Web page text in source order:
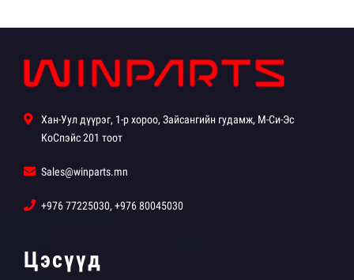
Хан-Уул дүүрэг, 1-р хороо, Зайсангийн гудамж, М-Си-Эс
КоСпэйс 201 тоот
Sales@winparts.mn
+976 77225030, +976 80045030
Цэсүүд